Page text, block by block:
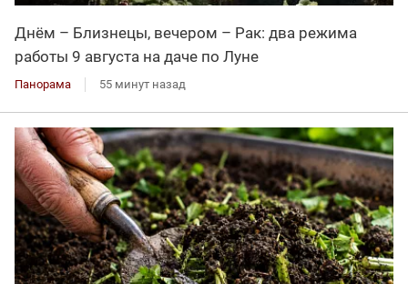
Днём – Близнецы, вечером – Рак: два режима
работы 9 августа на даче по Луне
Панорама 55 минут назад